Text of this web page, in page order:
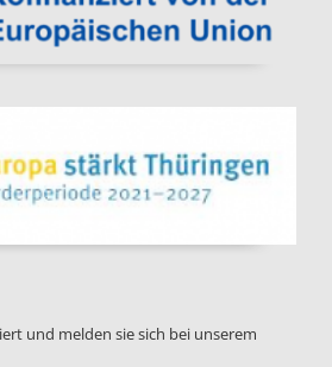
und melden sie sich bei unserem